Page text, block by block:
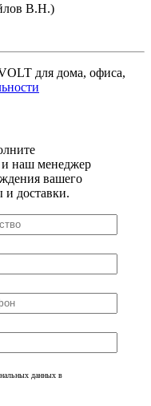
В.Н.)
для дома, офиса,
наш менеджер
вашего
и доставки.
данных в